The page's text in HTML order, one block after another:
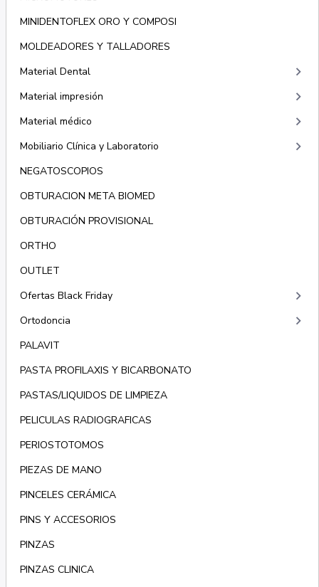
MINIDENTOFLEX ORO Y COMPOSI
MOLDEADORES Y TALLADORES
Material Dental
keyboard_arrow_right
Material impresión keyboard_arrow_right
Material médico keyboard_arrow_right
Mobiliario Clínica y Laboratorio keyboard_arrow_right
NEGATOSCOPIOS
OBTURACION META BIOMED
OBTURACIÓN PROVISIONAL
ORTHO
OUTLET
Ofertas Black Friday
keyboard_arrow_right
Ortodoncia keyboard_arrow_right
PALAVIT
PASTA PROFILAXIS Y BICARBONATO
PASTAS/LIQUIDOS DE LIMPIEZA
PELICULAS RADIOGRAFICAS
PERIOSTOTOMOS
PIEZAS DE MANO
PINCELES CERÁMICA
PINS Y ACCESORIOS
PINZAS
PINZAS CLINICA